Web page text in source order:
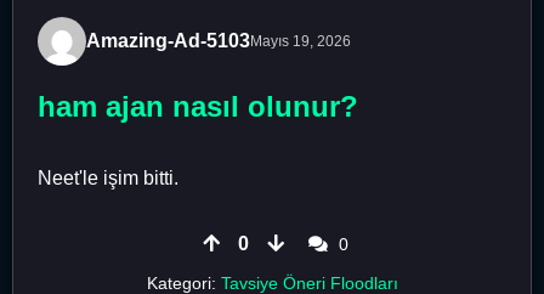
Amazing-Ad-5103Mayıs 19, 2026
ham ajan nasıl olunur?
Neet'le işim bitti.
0
0
Kategori: Tavsiye Öneri Floodları